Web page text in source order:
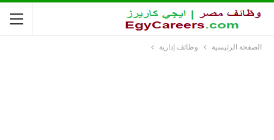
الصفحة الرئيسية وظائف إدارية